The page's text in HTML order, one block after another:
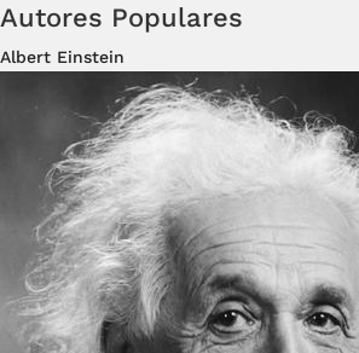
Autores Populares
Albert Einstein